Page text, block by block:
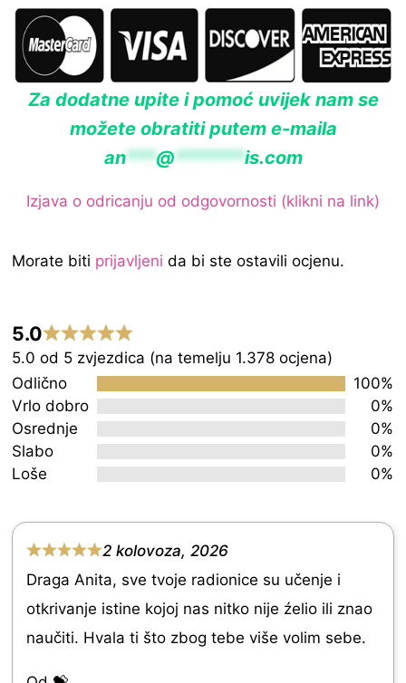
Za dodatne upite i pomoć uvijek nam se
možete obratiti putem e-maila
an***@*******is.com
Izjava o odricanju od odgovornosti (klikni na link)
Morate biti prijavljeni da bi ste ostavili ocjenu.
5.0
Rated
5.0
out
of
5.0 od 5 zvjezdica (na temelju 1.378 ocjena)
Odlično
100%
Vrlo dobro
0%
Osrednje
0%
Slabo
0%
Loše
0%
2 kolovoza, 2026
Draga Anita, sve tvoje radionice su učenje i
otkrivanje istine kojoj nas nitko nije źelio ili znao
naučiti. Hvala ti što zbog tebe više volim sebe.